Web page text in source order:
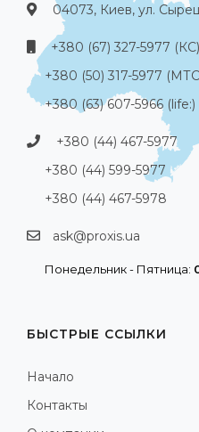
04073, Киев, ул.
+380 (67) 327-5977 (КС)
+380 (50) 317-5977
+380 (63) 607-5966 (life:)
+380 (44) 467-5977
+380 (44) 599-5977
+380 (44) 467-5978
ask@proxis.ua
Понедельник - Пятница:
БЫСТРЫЕ ССЫЛКИ
Начало
Контакты